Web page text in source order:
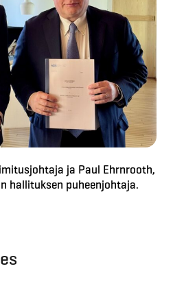
ja Paul Ehrnrooth,
hallituksen puheenjohtaja.